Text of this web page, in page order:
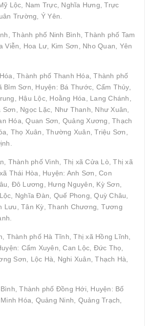
Lộc, Nam Trực, Nghĩa Hưng, Trực
Trường, Ý Yên.
Thành phố Ninh Bình, Thành phố Tam
Viễn, Hoa Lư, Kim Sơn, Nho Quan, Yên
Thành phố Thanh Hóa, Thành phố
Bỉm Sơn, Huyện: Bá Thước, Cẩm Thủy,
Hậu Lộc, Hoằng Hóa, Lang Chánh,
Ngọc Lặc, Như Thanh, Như Xuân,
Hóa, Quan Sơn, Quảng Xương, Thạch
Thọ Xuân, Thường Xuân, Triệu Sơn,
Thành phố Vinh, Thị xã Cửa Lò, Thị xã
Thái Hòa, Huyện: Anh Sơn, Con
Đô Lương, Hưng Nguyên, Kỳ Sơn,
Nghĩa Đàn, Quế Phong, Quỳ Châu,
Lưu, Tân Kỳ, Thanh Chương, Tương
Thành phố Hà Tĩnh, Thị xã Hồng Lĩnh,
Cẩm Xuyên, Can Lộc, Đức Thọ,
Sơn, Lộc Hà, Nghi Xuân, Thạch Hà,
Thành phố Đồng Hới, Huyện: Bố
Hóa, Quảng Ninh, Quảng Trạch,